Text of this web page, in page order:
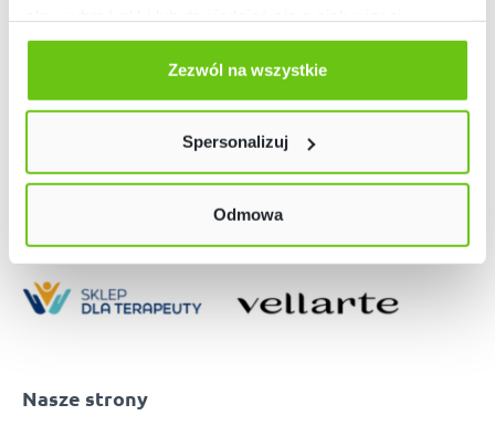
Odmów zgody poprzez przycisk „Odmowa”. Wtedy
użyjemy tylko plików niezbędnych dla naszej strony.
Twój wybór możesz zmienić przez kliknięcie przycisku w
Polityce prywatności
Zezwól na wszystkie
Spersonalizuj
Odmowa
Nasze strony